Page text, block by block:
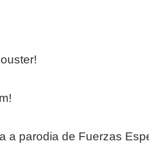
a parodia de Fuerzas